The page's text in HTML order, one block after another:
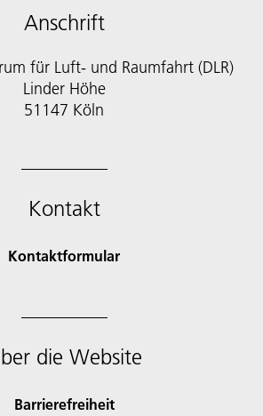
Anschrift
für Luft- und Raumfahrt (DLR)
Linder Höhe
51147 Köln
Kontakt
Kontaktformular
die Website
Barrierefreiheit